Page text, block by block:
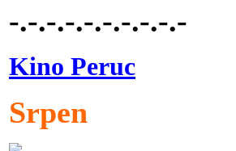
-.-.-.-.-.-.-.-.-.-
Kino Peruc
Srpen